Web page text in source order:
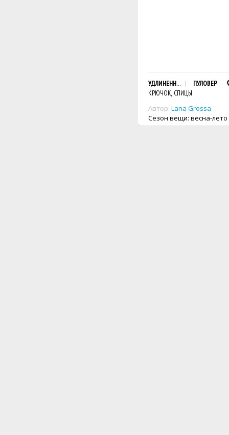
УДЛИНЕННЫЙ ПУЛОВЕР
ПУЛОВЕР
КРЮЧОК, СПИЦЫ
Автор: Lana Grossa
Сезон вещи: весна-лето